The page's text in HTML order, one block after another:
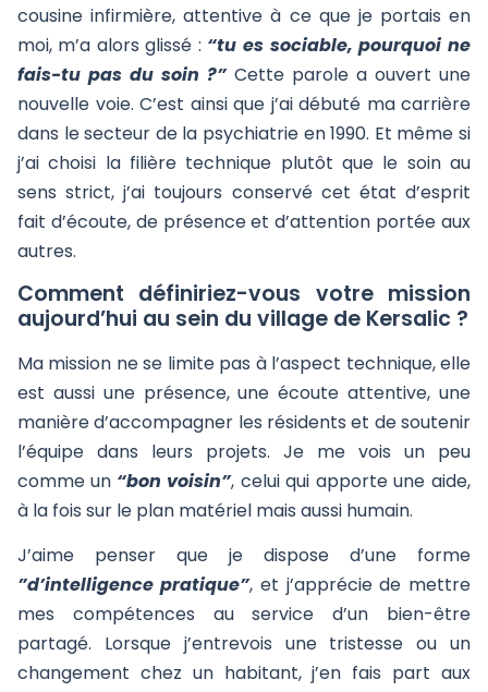
cousine infirmière, attentive à ce que je portais en
moi, m’a alors glissé : “tu es sociable, pourquoi ne
fais-tu pas du soin ?”Cette parole a ouvert une
nouvelle voie. C’est ainsi que j’ai débuté ma carrière
dans le secteur de la psychiatrie en 1990. Et même si
j’ai choisi la filière technique plutôt que le soin au
sens strict, j’ai toujours conservé cet état d’esprit
fait d’écoute, de présence et d’attention portée aux
autres.
Comment définiriez-vous votre mission
aujourd’hui au sein du village de Kersalic ?
Ma mission ne se limite pas à l’aspect technique, elle
est aussi une présence, une écoute attentive, une
manière d’accompagner les résidents et de soutenir
l’équipe dans leurs projets. Je me vois un peu
comme un “bon voisin”, celui qui apporte une aide,
à la fois sur le plan matériel mais aussi humain.
J’aime penser que je dispose d’une forme
”d’intelligence pratique”, et j’apprécie de mettre
mes compétences au service d’un bien-être
partagé. Lorsque j’entrevois une tristesse ou un
changement chez un habitant, j’en fais part aux